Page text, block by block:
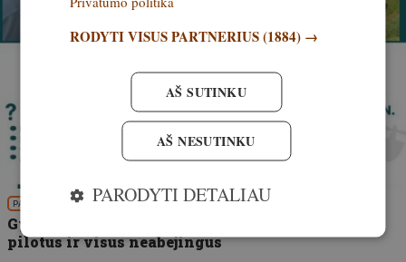
PATIRTIS
Gyvybių gelbėjimo akcijai LMŽD kviečia dronų
pilotus ir visus neabejingus
RODYTI VISUS PARTNERIUS(1884) →
AŠ SUTINKU
AŠ NESUTINKU
PARODYTI DETALIAU